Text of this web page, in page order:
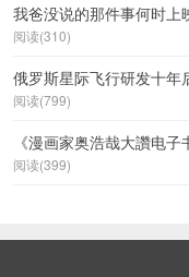
我爸没说的那件事何时上
阅读(310)
俄罗斯星际飞行研发十年
阅读(799)
《漫画家奥浩哉大讚电
阅读(399)